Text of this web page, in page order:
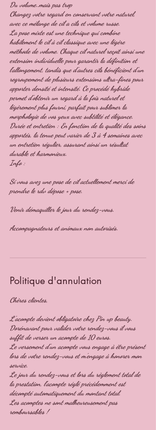
Du volume..mais pas trop
Changez votre regard en conservant votre naturel,
avec ce mélange de cil a cils et volume russe.
La pose mixte est une technique qui combine
habilement le cil à cil classique avec une légère
méthode de volume. Chaque cil naturel reçoit ainsi une
extension individuelle pour garantir la définition et
l'allongement, tandis que d'autres cils bénéficient d’un
regroupement de plusieurs extensions ultra-fines pour
apporter densité et intensité. Ce procédé hybride
permet d’obtenir un regard à la fois naturel et
légèrement plus fourni, parfait pour sublimer la
morphologie de vos yeux avec subtilité et élégance.
Durée et entretien : En fonction de la qualité des soins
apportés, la tenue peut varier de 3 à 4 semaines avec
un entretien régulier, assurant ainsi un résultat
durable et harmonieux.
Info :
Si vous avez une pose de cil actuellement merci de
prendre le rdv dépose + pose.
Venir démaquiller le jour du rendez-vous.
Accompagnateurs et animaux non autorisés.
Politique d'annulation
Chères clientes,
L'acompte devient obligatoire chez Pin up beauty.
Dorénavant pour valider votre rendez-vous il vous
suffit de verser un acompte de 10 euros.
Le versement d'un acompte vous engage à être présent
lors de votre rendez-vous et m'engage à honorer mon
service.
Le jour du rendez-vous et lors du règlement total de
la prestation, l’acompte réglé précédemment est
décompté automatiquement du montant total.
Les acomptes ne sont malheureusement pas
remboursables !